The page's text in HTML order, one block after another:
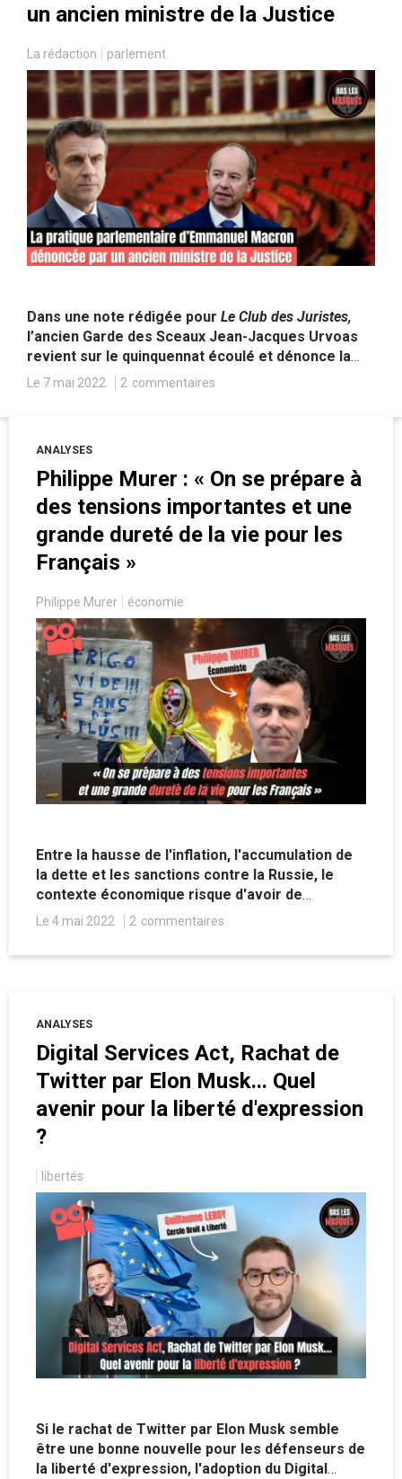
un ancien ministre de la Justice
La rédaction parlement
Dans une note rédigée pour Le Club des Juristes,
l’ancien Garde des Sceaux Jean-Jacques Urvoas
revient sur le quinquennat écoulé et dénonce la
personnalisation du pouvoir par Emmanuel Macron
au détriment d'un Parlement vidé de sa substance.
Le 7 mai 2022 2 commentaires
ANALYSES
Philippe Murer : « On se prépare à
des tensions importantes et une
grande dureté de la vie pour les
Français »
Philippe Murer économie
Entre la hausse de l'inflation, l'accumulation de
la dette et les sanctions contre la Russie, le
contexte économique risque d'avoir de
nombreuses conséquences sur le porte-feuille
des Français et de générer de graves troubles
sociaux. Analyse avec l'économiste Philippe
Le 4 mai 2022 2 commentaires
ANALYSES
Digital Services Act, Rachat de
Twitter par Elon Musk... Quel
avenir pour la liberté d'expression
?
libertés
Si le rachat de Twitter par Elon Musk semble
être une bonne nouvelle pour les défenseurs de
la liberté d'expression, l'adoption du Digital